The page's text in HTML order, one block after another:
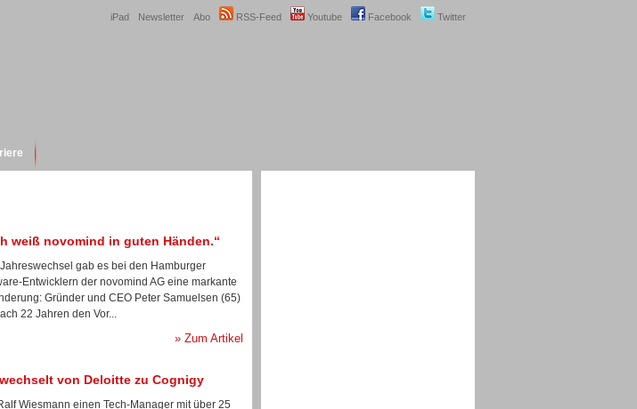
Twitter
Facebook
Youtube
RSS-Feed
Abo
Newsletter
iPad
weiß novomind in guten Händen.“
gab es bei den Hamburger
Entwicklern der novomind AG eine markante
Gründer und CEO Peter Samuelsen (65)
22 Jahren den Vor...
» Zum Artikel
von Deloitte zu Cognigy
Wiesmann einen Tech-Manager mit über 25